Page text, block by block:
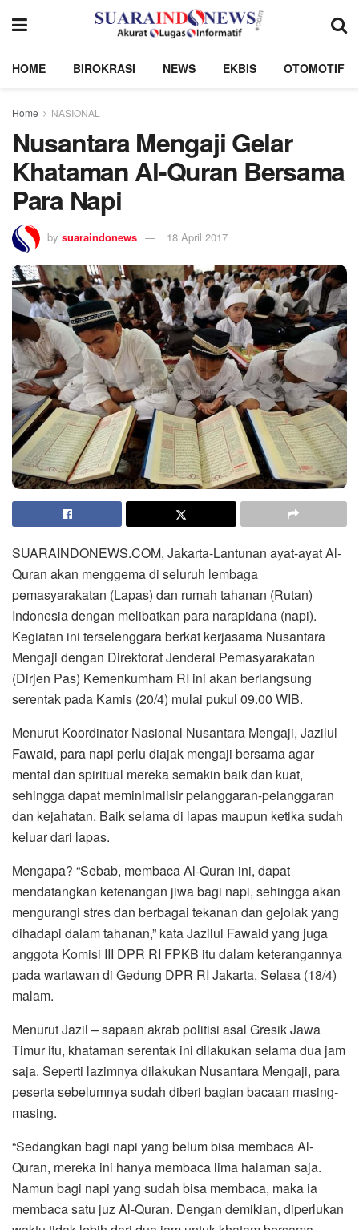
HOME BIROKRASI NEWS EKBIS OTOMOTIF
Home NASIONAL
Nusantara Mengaji Gelar
Khataman Al-Quran Bersama
Para Napi
by suaraindonews 18 April 2017
SUARAINDONEWS.COM, Jakarta-Lantunan ayat-ayat Al-
Quran akan menggema di seluruh lembaga
pemasyarakatan (Lapas) dan rumah tahanan (Rutan)
Indonesia dengan melibatkan para narapidana (napi).
Kegiatan ini terselenggara berkat kerjasama Nusantara
Mengaji dengan Direktorat Jenderal Pemasyarakatan
(Dirjen Pas) Kemenkumham RI ini akan berlangsung
serentak pada Kamis (20/4) mulai pukul 09.00 WIB.
Menurut Koordinator Nasional Nusantara Mengaji, Jazilul
Fawaid, para napi perlu diajak mengaji bersama agar
mental dan spiritual mereka semakin baik dan kuat,
sehingga dapat meminimalisir pelanggaran-pelanggaran
dan kejahatan. Baik selama di lapas maupun ketika sudah
keluar dari lapas.
Mengapa? “Sebab, membaca Al-Quran ini, dapat
mendatangkan ketenangan jiwa bagi napi, sehingga akan
mengurangi stres dan berbagai tekanan dan gejolak yang
dihadapi dalam tahanan,” kata Jazilul Fawaid yang juga
anggota Komisi III DPR RI FPKB itu dalam keterangannya
pada wartawan di Gedung DPR RI Jakarta, Selasa (18/4)
malam.
Menurut Jazil – sapaan akrab politisi asal Gresik Jawa
Timur itu, khataman serentak ini dilakukan selama dua jam
saja. Seperti lazimnya dilakukan Nusantara Mengaji, para
peserta sebelumnya sudah diberi bagian bacaan masing-
masing.
“Sedangkan bagi napi yang belum bisa membaca Al-
Quran, mereka ini hanya membaca lima halaman saja.
Namun bagi napi yang sudah bisa membaca, maka ia
membaca satu juz Al-Quran. Dengan demikian, diperlukan